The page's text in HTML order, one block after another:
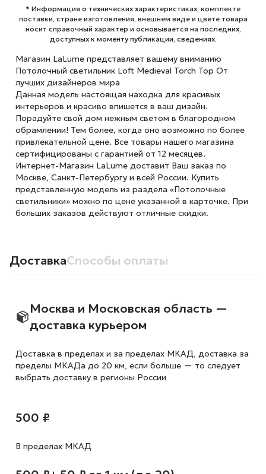
* Информация о технических характеристиках, комплекте
поставки, стране изготовления, внешнем виде и цвете товара
носит справочный характер и основывается на последних,
доступных к моменту публикации, сведениях.
Магазин LaLume представляет вашему вниманию
Потолочный светильник Loft Medieval Torch Top От
лучших дизайнеров мира
Данная модель настоящая находка для красивых
интерьеров и красиво впишется в ваш дизайн.
Порадуйте свой дом нежным светом в благородном
обрамлении! Тем более, когда оно возможно по более
привлекательной цене. Все товары нашего магазина
сертифицированы с гарантией от 12 месяцев.
Интернет-Магазин LaLume доставит Ваш заказ по
Москве, Санкт-Петербургу и всей России. Купить
представленную модель из раздела «Потолочные
светильники» можно по цене указанной в карточке. При
больших заказов действуют отличные скидки.
ДоставкаСпособы оплаты
Москва и Московская область —
доставка курьером
Доставка в пределах и за пределах МКАД, доставка за
пределы МКАДа до 20 км, если больше — то следует
выбрать доставку в регионы России
500 ₽
В пределах МКАД